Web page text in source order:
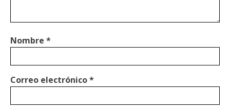
Nombre *
Correo electrónico*